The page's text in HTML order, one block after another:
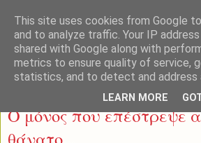
Σάββατο 23 Απριλίου 2016
Ο μόνος που επέστρεψε
θάνατο...
This site uses cookies from Google
and to analyze traffic. Your IP
shared with Google along with
metrics to ensure quality of service,
statistics, and to detect and address
LEARN MORE